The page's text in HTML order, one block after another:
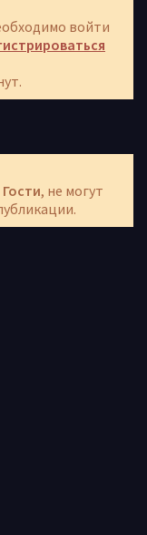
войти
Гости, не могут